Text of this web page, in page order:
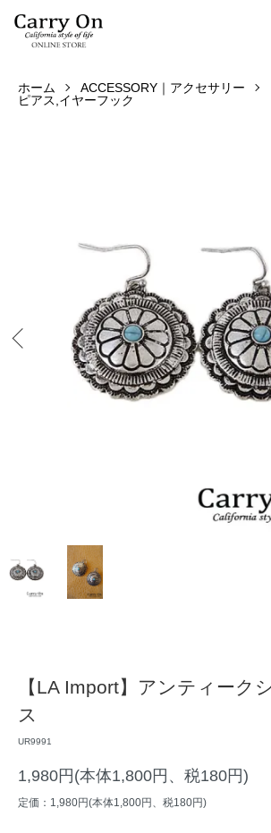
ホーム
ACCESSORY｜アクセサリー
ピアス,イヤーフック
【LA Import】アンティーク
ス
UR9991
1,980円(本体1,800円、税180円)
定価：1,980円(本体1,800円、税180円)